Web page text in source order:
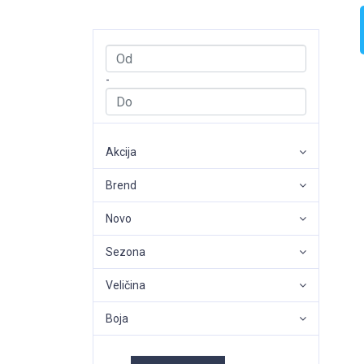
-
Akcija
Brend
Novo
Sezona
Veličina
Boja